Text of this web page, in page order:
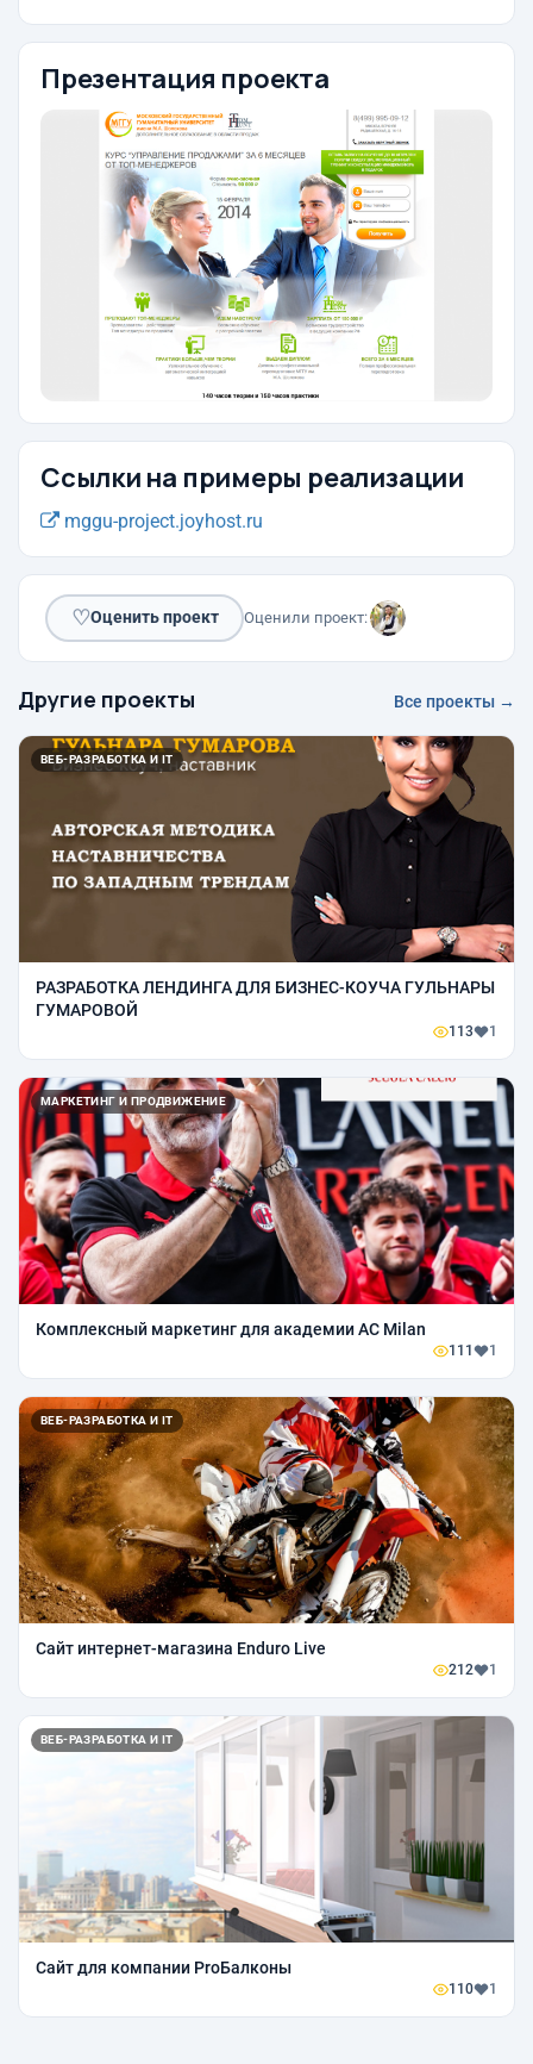
Презентация проекта
Ссылки на примеры реализации
mggu-project.joyhost.ru
♡Оценить проект Оценили проект:
Другие проекты Все проекты →
ВЕБ-РАЗРАБОТКА И IT
РАЗРАБОТКА ЛЕНДИНГА ДЛЯ БИЗНЕС-КОУЧА ГУЛЬНАРЫ
ГУМАРОВОЙ
113 1
МАРКЕТИНГ И ПРОДВИЖЕНИЕ
Комплексный маркетинг для академии AC Milan
111 1
ВЕБ-РАЗРАБОТКА И IT
Сайт интернет-магазина Enduro Live
212 1
ВЕБ-РАЗРАБОТКА И IT
Сайт для компании ProБалконы
110 1